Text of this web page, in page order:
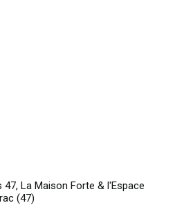
47, La Maison Forte & l'Espace
(47)